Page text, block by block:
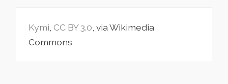
Kymi CC BY 3.0 , via Wikimedia
Commons